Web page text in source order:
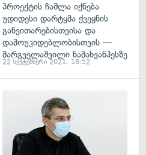
პროექტის ჩაშლა იქნება
უდიდესი დარტყმა ქვეყნის
განვითარებისთვისა და
დამოუკიდებლობისთვის —
მარგველაშვილი ნამახვანჰესზე
22 სექტემბერი 2021, 18:52